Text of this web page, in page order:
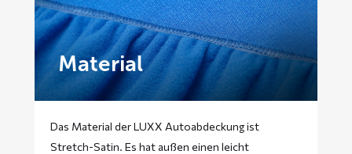
Material
Das Material der LUXX Autoabdeckung ist
Stretch-Satin. Es hat außen einen leicht